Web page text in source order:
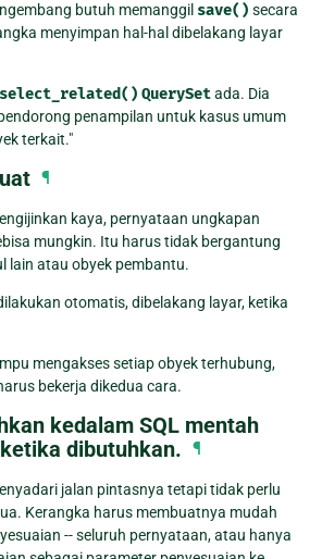
butuh memanggil save() secara
menyimpan hal-hal dibelakang layar
select_related() QuerySetada. Dia
penampilan untuk kasus umum
terkait."
¶
kaya, pernyataan ungkapan
mungkin. Itu harus tidak bergantung
lain atau obyek pembantu.
otomatis, dibelakang layar, ketika
mengakses setiap obyek terhubung,
bekerja dikedua cara.
kedalam SQL mentah
dibutuhkan. ¶
jalan pintasnya tetapi tidak perlu
Kerangka harus membuatnya mudah
-- seluruh pernyataan, atau hanya